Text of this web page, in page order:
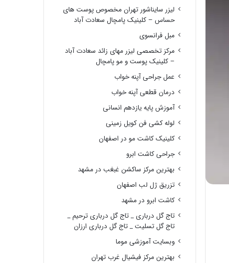
لیزر سایناشور تهران مخصوص پوست های
حساس – کلینیک پامچال سعادت آباد
مبل فرانسوی
مرکز تخصصی لیزر مهای زائد سعادت آباد
– کلینیک پوست و مو پامچال
عمل جراحی آپنه خواب
درمان قطعی آپنه خواب
آموزش پایه یازدهم انسانی
لوله کشی فن کویل زمینی
کلینیک کاشت مو در اصفهان
جراحی کاشت ابرو
بهترین مرکز ساکشن غبغب در مشهد
تزریق ژل لب اصفهان
کاشت ابرو در مشهد
تاج گل درباری _ تاج گل درباری ترحیم _
تاج گل تسلیت _ تاج گل درباری ارزان
وبسایت آموزشی موما
بهترین مرکز فیشیال غرب تهران